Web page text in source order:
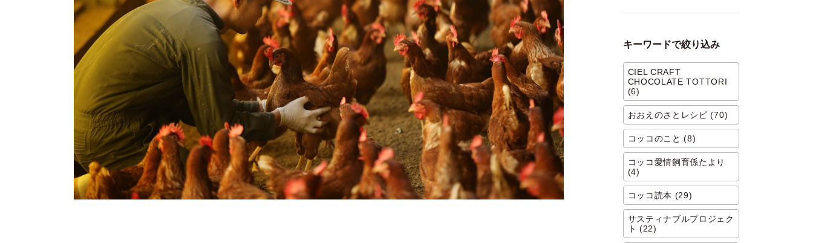
キーワードで絞り込み
CIEL CRAFT
CHOCOLATE TOTTORI
(6)
おおえのさとレシピ (70)
コッコのこと (8)
コッコ愛情飼育係たより
(4)
コッコ読本 (29)
サスティナブルプロジェク
ト (22)